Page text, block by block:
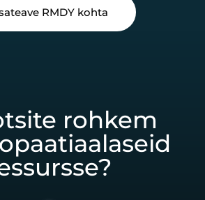
RMDY kohta
rohkem